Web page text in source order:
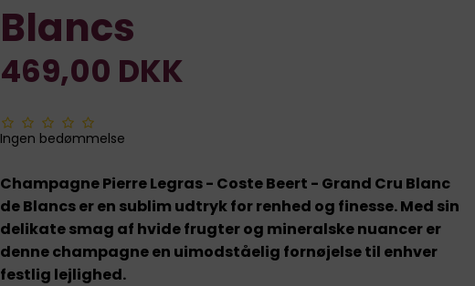
Blancs
469,00 DKK
Ingen bedømmelse
Champagne Pierre Legras - Coste Beert - Grand Cru Blanc
de Blancs er en sublim udtryk for renhed og finesse. Med sin
delikate smag af hvide frugter og mineralske nuancer er
denne champagne en uimodståelig fornøjelse til enhver
festlig lejlighed.